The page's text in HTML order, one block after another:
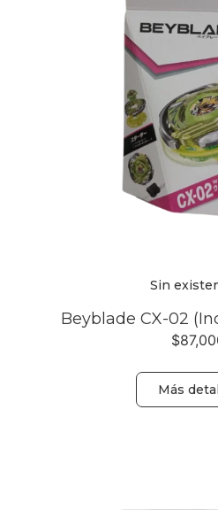
Sin
Beyblade CX-02
$
Más